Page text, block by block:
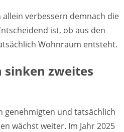
allein verbessern demnach die
ist, ob aus den
Wohnraum entsteht.
sinken zweites
genehmigten und tatsächlich
wächst weiter. Im Jahr 2025